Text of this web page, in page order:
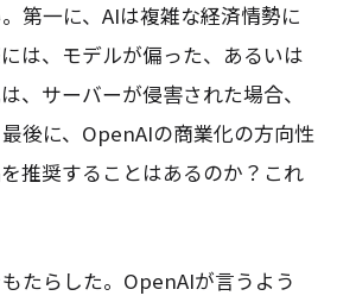
第一に、AIは複雑な経済情勢に
は、モデルが偏った、あるいは
、サーバーが侵害された場合、
後に、OpenAIの商業化の方向性
推奨することはあるのか？これ
たらした。OpenAIが言うよう